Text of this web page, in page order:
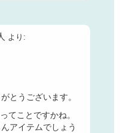
より:
とうございます。
てことですかね。
アイテムでしょう